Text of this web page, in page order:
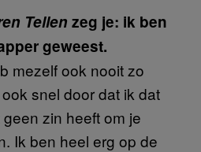
Tellen zeg je: ik ben
geweest.
mezelf ook nooit zo
snel door dat ik dat
zin heeft om je
Ik ben heel erg op de